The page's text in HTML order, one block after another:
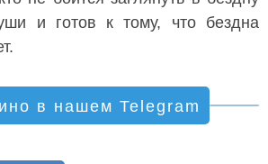
и готов к тому, что бездна
в нашем Telegram